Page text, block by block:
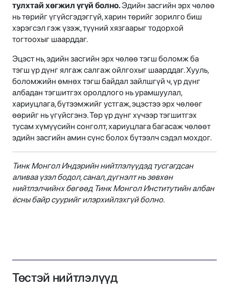
тулхтай хөгжил үгүй болно.Эдийн засгийн эрх чөлөө
нь төрийг үгүйсгэдэггүй, харин төрийг зорилго биш
хэрэгсэл гэж үзэж, түүний хязгаарыг тодорхой
тогтоохыг шаарддаг.
Эцэст нь, эдийн засгийн эрх чөлөө тэгш боломж ба
тэгш үр дүнг ялгаж салгаж ойлгохыг шаарддаг. Хууль,
боломжийн өмнөх тэгш байдал зайлшгүй ч, үр дүнг
албадан тэгшитгэх оролдлого нь урамшуулал,
хариуцлага, бүтээмжийг устгаж, эцэстээ эрх чөлөөг
өөрийг нь үгүйсгэнэ. Төр үр дүнг хүчээр тэгшитгэх
тусам хүмүүсийн сонголт, хариуцлага багасаж чөлөөт
эдийн засгийн амин сүнс болох бүтээлч сэдэл мохдог.
Тинк Монгол Индэрийн нийтлэлүүдэд тусгагдсан
аливаа үзэл бодол, санал, дүгнэлт нь зөвхөн
нийтлэлчийнх бөгөөд Тинк Монгол Институтийн албан
ёсны байр суурийг илэрхийлэхгүй болно.
Төстэй нийтлэлүүд